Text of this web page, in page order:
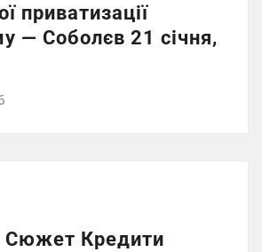
приватизації
— Соболєв 21 січня,
Сюжет Кредити